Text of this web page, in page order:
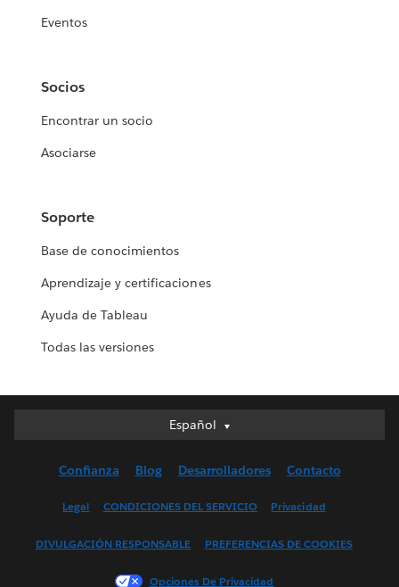
Eventos
Socios
Encontrar un socio
Asociarse
Soporte
Base de conocimientos
Aprendizaje y certificaciones
Ayuda de Tableau
Todas las versiones
Español
Español
English (UK)
Français (France)
Confianza Blog Desarrolladores Contacto
Legal CONDICIONES DEL SERVICIO Privacidad
DIVULGACIÓN RESPONSABLE PREFERENCIAS DE COOKIES
Opciones De Privacidad